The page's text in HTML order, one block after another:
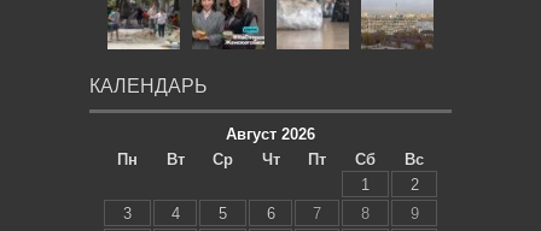
КАЛЕНДАРЬ
Август 2026
Пн
Вт Ср Чт Пт Сб
Вс
1
2
3
4 5 6 7 8
9